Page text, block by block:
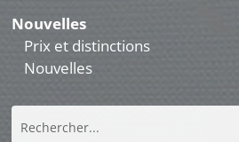
Nouvelles
Prix et distinctions
Nouvelles